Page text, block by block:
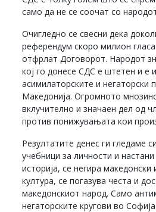
само да не се соочат со
Очигледно се свесни дека
референдум скоро милион
отфрлат Договорот. Народот
кој го донесе СДС е штетен и е
асимилаторските и негаторски
Македонија. Огромното
вклучително и значаен дел од
против понижувањата кои
Резултатите денес ги гледаме
учебници за личности и
историја, се негира македонски
култура, се погазува честа и
македонскиот народ. Само
негаторските кругови во